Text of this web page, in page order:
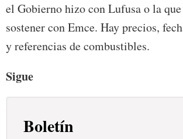
el Gobierno hizo con Lufusa o la
sostener con Emce. Hay precios,
y referencias de combustibles.
Sigue
Boletín